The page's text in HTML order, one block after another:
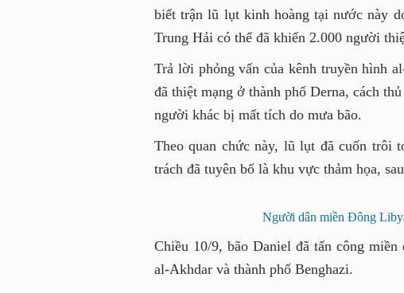
biếttrận lũ lụt kinh hoàngtại nước này
Trung Hải có thể đã khiến 2.000 người
Trả lời phỏng vấn của kênh truyền hình
đã thiệt mạng ở thành phố Derna, cách
người khác bị mất tích do mưa bão.
Theo quan chức này, lũ lụt đã cuốn trôi
trách đã tuyên bố là khu vực thảm họa,
Người dân miền Đông
Chiều 10/9, bão Daniel đã tấn công
al-Akhdar và thành phố Benghazi.